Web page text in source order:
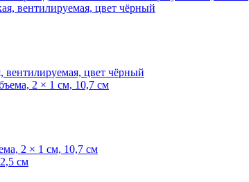
вентилируемая, цвет чёрный
2 × 1 см, 10,7 см